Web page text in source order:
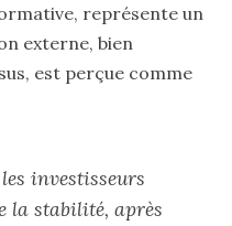
représente un
externe, bien
est perçue comme
investisseurs
la stabilité, après